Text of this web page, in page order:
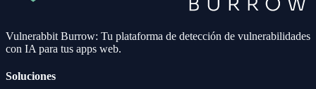
Vulnerabbit Burrow: Tu plataforma de detección de vulnerabilidades
con IA para tus apps web.
Soluciones